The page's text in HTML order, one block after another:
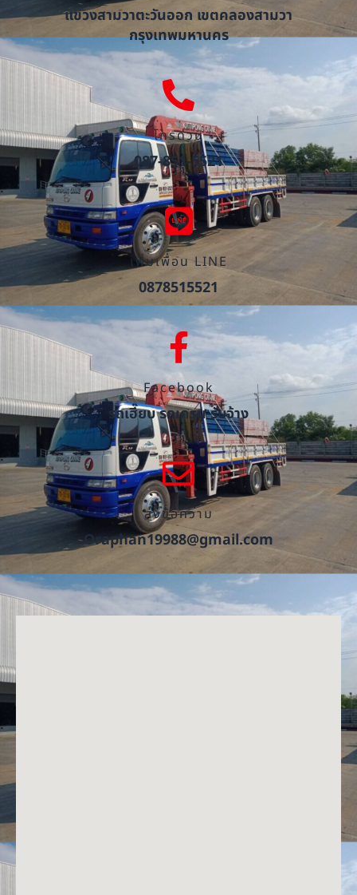
แขวงสามวาตะวันออก เขตคลองสามวา
กรุงเทพมหานคร
โทรด่วน
087-851-5521
เพิ่มเพื่อน LINE
0878515521
Facebook
รถเฮี๊ยบ รถเครน รับจ้าง
ส่งข้อความ
Oraphan19988@gmail.com